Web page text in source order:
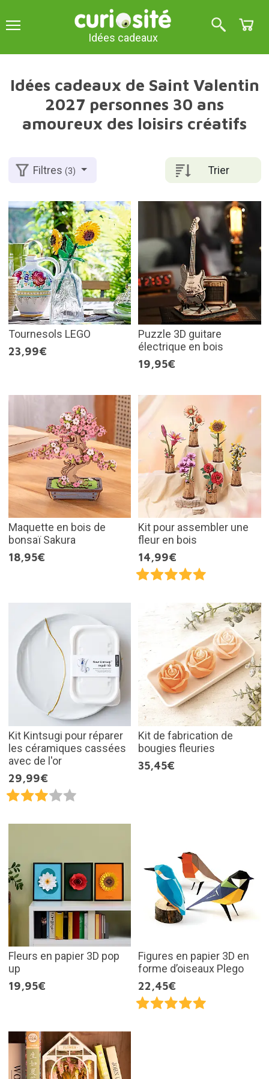
Idées cadeaux
Idées cadeaux de Saint Valentin
2027 personnes 30 ans
amoureux des loisirs créatifs
Trier
Filtres(3)
Tournesols LEGO
23,99€
Puzzle 3D guitare
électrique en bois
19,95€
Maquette en bois de
bonsaï Sakura
18,95€
Kit pour assembler une
fleur en bois
14,99€
Kit Kintsugi pour réparer
les céramiques cassées
avec de l'or
29,99€
Kit de fabrication de
bougies fleuries
35,45€
Fleurs en papier 3D pop
up
19,95€
Figures en papier 3D en
forme d’oiseaux Plego
22,45€